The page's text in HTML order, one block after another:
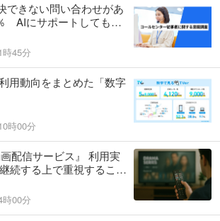
できない問い合わせがあ
AIにサポートしてもら
は78.7％
45分
用動向をまとめた「数字
時00分
配信サービス』 利用実
続する上で重視すること
画本数の豊富さ」の割
傾向に（オリコン顧客
00分